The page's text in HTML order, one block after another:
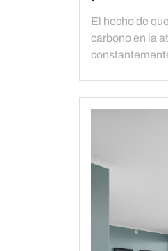
El hecho de
carbono en la